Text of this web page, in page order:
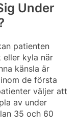
Under
patienten
eller kyla när
känsla är
de första
väljer att
av under
35 och 60